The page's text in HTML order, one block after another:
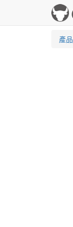
產品